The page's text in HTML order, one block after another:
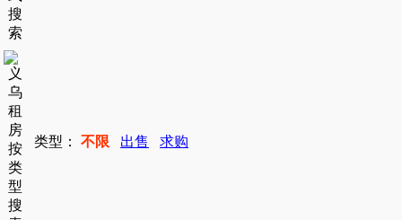
类型： 不限 出售 求购